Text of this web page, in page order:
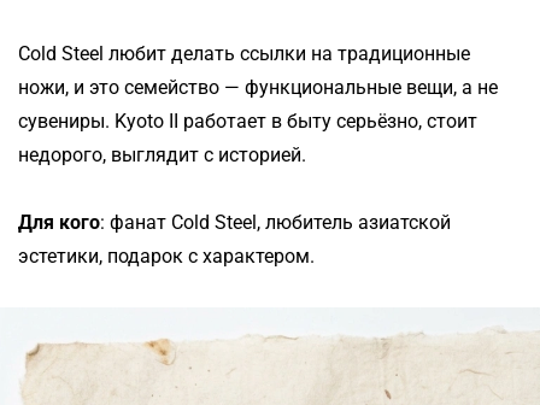
Cold Steel любит делать ссылки на традиционные
ножи, и это семейство — функциональные вещи, а не
сувениры. Kyoto II работает в быту серьёзно, стоит
недорого, выглядит с историей.
Для кого: фанат Cold Steel, любитель азиатской
эстетики, подарок с характером.